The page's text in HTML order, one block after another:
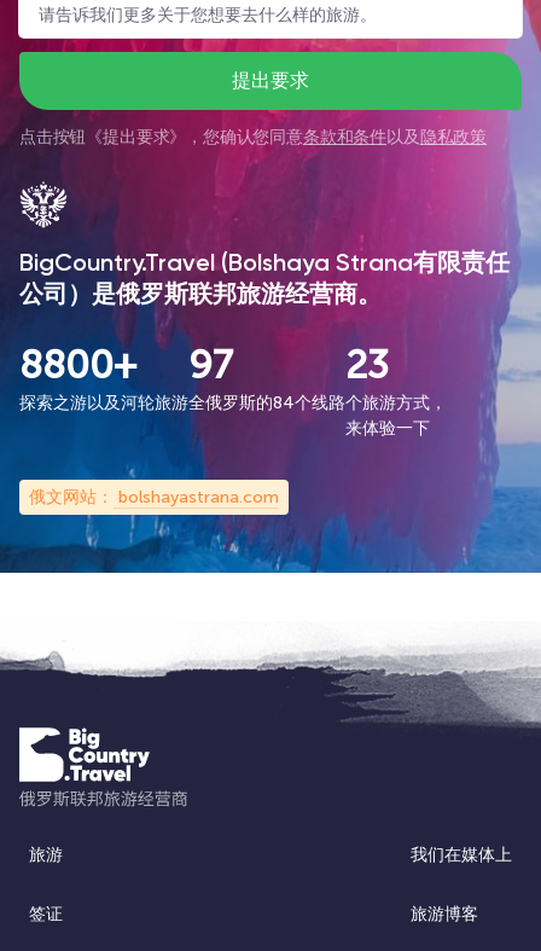
提出要求
点击按钮《提出要求》，您确认您同意条款和条件以及 隐私政策
BigCountry.Travel (Bolshaya Strana有限责任
公司）是俄罗斯联邦旅游经营商。
8800+
探索之游以及河轮旅游
97
全俄罗斯的84个线路
23
个旅游方式，
来体验一下
俄文网站： bolshayastrana.com
旅游 我们在媒体上
签证 旅游博客